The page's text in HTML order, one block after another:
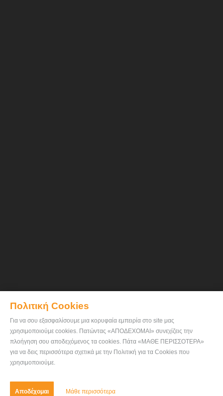
Πολιτική Cookies
Για να σου εξασφαλίσουμε μια κορυφαία εμπειρία στο site μας
χρησιμοποιούμε cookies. Πατώντας «ΑΠΟΔΕΧΟΜΑΙ» συνεχίζεις την
πλοήγηση σου αποδεχόμενος τα cookies. Πάτα «ΜΑΘΕ ΠΕΡΙΣΣΟΤΕΡΑ»
για να δεις περισσότερα σχετικά με την Πολιτική για τα Cookies που
χρησιμοποιούμε.
Αποδέχομαι Μάθε περισσότερα